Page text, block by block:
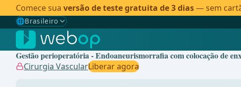
Comece sua versão de teste gratuita de 3 dias— sem
🌐Brasileiro
Gewählte Sprache: Brasileiro
🇩🇪 Alemão
🇬🇧Inglês
Gestão perioperatória - Endoaneurismorrafia com colocação de
Cirurgia VascularLiberar agora